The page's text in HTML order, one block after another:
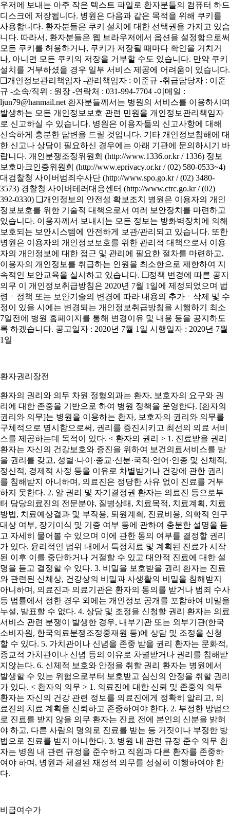
우저에 보내는 아주 작은 텍스트 파일로 환자분들의 컴퓨터 하드
디스크에 저장됩니다. 병원은 다음과 같은 목적을 위해 쿠키를
사용합니다. 환자분들은 쿠키 설치에 대한 선택권을 가지고 있습
니다. 따라서, 환자분들은 웹 브라우저에서 옵션을 설정함으로써
모든 쿠키를 허용하거나, 쿠키가 저장될 때마다 확인을 거치거
나, 아니면 모든 쿠키의 저장을 거부할 수도 있습니다. 만약 쿠키
설치를 거부하셨을 경우 일부 서비스 제공에 어려움이 있습니다.
❑개인정보관리책임자 -관리책임자 : 이준규 -취급담당자 : 이준
규 -소속/직위 : 원장 -연락처 : 031-994-7704 -이메일 :
ljun79@hanmail.net 환자분들께서는 병원의 서비스를 이용하시며
발생하는 모든 개인정보보호 관련 민원을 개인정보관리책임자
로 신고하실 수 있습니다. 병원은 이용자들의 신고사항에 대해
신속하게 충분한 답변을 드릴 것입니다. 기타 개인정보침해에 대
한 신고나 상담이 필요하신 경우에는 아래 기관에 문의하시기 바
랍니다. 개인분쟁조정위원회 (http://www.1336.or.kr / 1336) 정보
보호마크인증위원회 (http://www.eprivacy.or.kr / (02) 580-0533~4)
대검찰청 사이버범죄수사단 (http://www.spo.go.kr / (02) 3480-
3573) 경찰청 사이버테러대응센터 (http://www.ctrc.go.kr / (02)
392-0330) ❑개인정보의 안전성 확보조치 병원은 이용자의 개인
정보보호를 위한 기술적 대책으로서 여러 보안장치를 마련하고
있습니다. 이용자께서 보내시는 모든 정보는 방화벽장치에 의해
보호되는 보안시스템에 안전하게 보관/관리되고 있습니다. 또한
병원은 이용자의 개인정보보호를 위한 관리적 대책으로서 이용
자의 개인정보에 대한 접근 및 관리에 필요한 절차를 마련하고,
이용자의 개인정보를 취급하는 인원을 최소한으로 제한하여 지
속적인 보안교육을 실시하고 있습니다. ❑정책 변경에 따른 공지
의무 이 개인정보취급방침은 2020년 7월 1일에 제정되었으며 법
령ㆍ정책 또는 보안기술의 변경에 따라 내용의 추가ㆍ삭제 및 수
정이 있을 시에는 변경되는 개인정보취급방침을 시행하기 최소
7일전에 병원 홈페이지를 통해 변경이유 및 내용 등을 공지하도
록 하겠습니다. 공고일자 : 2020년 7월 1일 시행일자 : 2020년 7월
1일
환자권리장전
환자의 권리와 의무 차원 정형외과는 환자, 보호자의 요구와 권
리에 대한 존중을 기반으로 하여 병원 정책을 운영한다. [환자의
권리와 의무]는 병원을 이용하는 환자, 보호자의 권리와 의무를
구체적으로 명시함으로써, 권리를 증진시키고 최선의 의료 서비
스를 제공하는데 목적이 있다. < 환자의 권리 > 1. 진료받을 권리
환자는 자신의 건강보호와 증진을 위하여 보건의료서비스를 받
을 권리를 갖고, 성별·나이·종교·신분·국적·언어·인종 및 신체적,
정신적, 경제적 사정 등을 이유로 차별받거나 건강에 관한 권리
를 침해받지 아니하며, 의료진은 정당한 사유 없이 진료를 거부
하지 못한다. 2. 알 권리 및 자기결정권 환자는 의료진 등으로부
터 담당의료진의 전문분야, 질병상태, 치료목적, 치료계획, 치료
방법, 치료예상결과 및 부작용, 퇴원계획, 진료비용, 의학적 연구
대상 여부, 장기이식 및 기증 여부 등에 관하여 충분한 설명을 듣
고 자세히 물어볼 수 있으며 이에 관한 동의 여부를 결정할 권리
가 있다. 윤리적인 범위 내에서 특정치료 및 계획된 진료가 시작
된 이후 이를 중단하거나 거절할 수 있고 대안적 진료에 대한 설
명을 듣고 결정할 수 있다. 3. 비밀을 보호받을 권리 환자는 진료
와 관련된 신체상, 건강상의 비밀과 사생활의 비밀을 침해받지
아니하며, 의료진과 의료기관은 환자의 동의를 받거나 범죄 수사
등 법률에서 정한 경우 외에는 개인정보 공개를 포함하여 비밀을
누설, 발표할 수 없다. 4. 상담 및 조정을 신청할 권리 환자는 의료
서비스 관련 분쟁이 발생한 경우, 내부기관 또는 외부기관(한국
소비자원, 한국의료분쟁조정중재원 등)에 상담 및 조정을 신청
할 수 있다. 5. 가치관이나 신념을 존중 받을 권리 환자는 문화적,
종교적 가치관이나 신념 등의 이유로 차별받거나 권리를 침해받
지않는다. 6. 신체적 보호와 안정을 취할 권리 환자는 병원에서
발생할 수 있는 위험으로부터 보호받고 심신의 안정을 취할 권리
가 있다. < 환자의 의무 > 1. 의료진에 대한 신뢰 및 존중의 의무
환자는 자신의 건강 관련 정보를 의료진에게 정확히 알리고, 의
료진의 치료 계획을 신뢰하고 존중하여야 한다. 2. 부정한 방법으
로 진료를 받지 않을 의무 환자는 진료 전에 본인의 신분을 밝혀
야 하고, 다른 사람의 명의로 진료를 받는 등 거짓이나 부정한 방
법으로 진료를 받지 아니한다. 3. 병원 내 관련 규정 준수 의무 환
자는 병원 내 관련 규정을 준수하고 직원과 다른 환자를 존중하
여야 하며, 병원과 체결된 재정적 의무를 성실히 이행하여야 한
다.
비급여수가